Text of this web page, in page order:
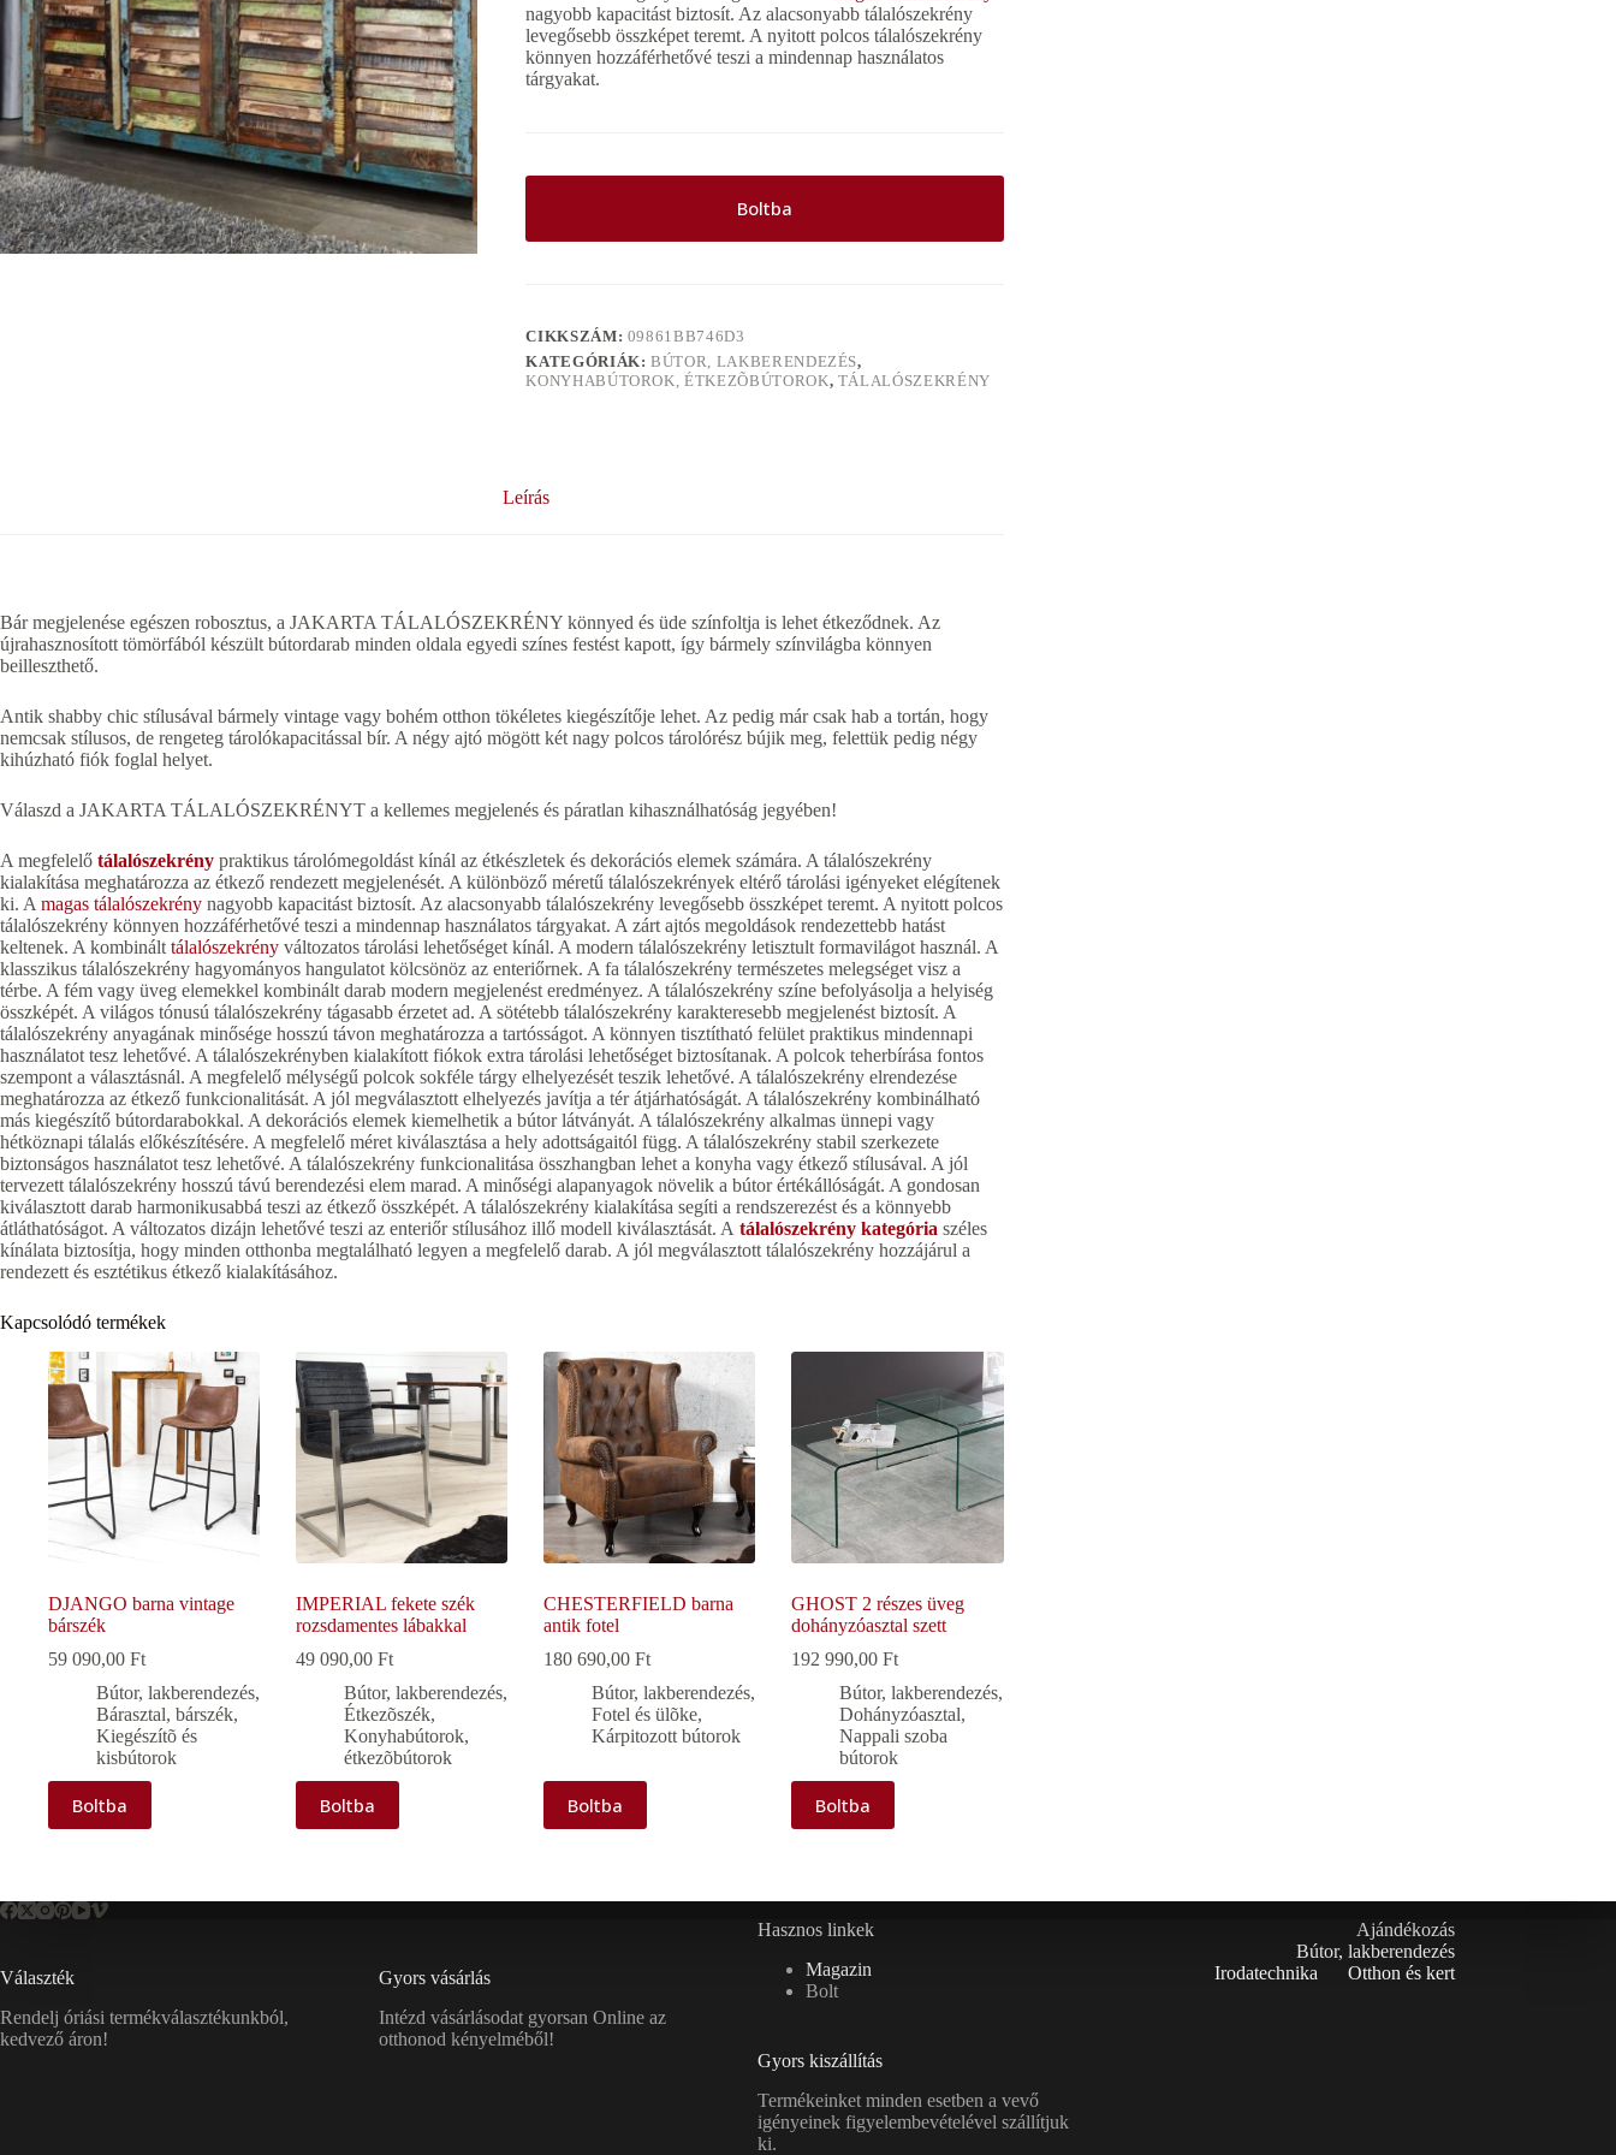
nagyobb kapacitást biztosít. Az alacsonyabb tálalószekrény
levegősebb összképet teremt. A nyitott polcos tálalószekrény
könnyen hozzáférhetővé teszi a mindennap használatos
tárgyakat.
Boltba
CIKKSZÁM: 09861BB746D3
KATEGÓRIÁK:BÚTOR, LAKBERENDEZÉS,
KONYHABÚTOROK, ÉTKEZÕBÚTOROK, TÁLALÓSZEKRÉNY
Leírás
Bár megjelenése egészen robosztus, a JAKARTA TÁLALÓSZEKRÉNY könnyed és üde színfoltja is lehet étkeződnek. Az
újrahasznosított tömörfából készült bútordarab minden oldala egyedi színes festést kapott, így bármely színvilágba könnyen
beilleszthető.
Antik shabby chic stílusával bármely vintage vagy bohém otthon tökéletes kiegészítője lehet. Az pedig már csak hab a tortán, hogy
nemcsak stílusos, de rengeteg tárolókapacitással bír. A négy ajtó mögött két nagy polcos tárolórész bújik meg, felettük pedig négy
kihúzható fiók foglal helyet.
Válaszd a JAKARTA TÁLALÓSZEKRÉNYT a kellemes megjelenés és páratlan kihasználhatóság jegyében!
A megfelelő tálalószekrény praktikus tárolómegoldást kínál az étkészletek és dekorációs elemek számára. A tálalószekrény
kialakítása meghatározza az étkező rendezett megjelenését. A különböző méretű tálalószekrények eltérő tárolási igényeket elégítenek
ki. A magas tálalószekrény nagyobb kapacitást biztosít. Az alacsonyabb tálalószekrény levegősebb összképet teremt. A nyitott polcos
tálalószekrény könnyen hozzáférhetővé teszi a mindennap használatos tárgyakat. A zárt ajtós megoldások rendezettebb hatást
keltenek. A kombinált tálalószekrény változatos tárolási lehetőséget kínál. A modern tálalószekrény letisztult formavilágot használ. A
klasszikus tálalószekrény hagyományos hangulatot kölcsönöz az enteriőrnek. A fa tálalószekrény természetes melegséget visz a
térbe. A fém vagy üveg elemekkel kombinált darab modern megjelenést eredményez. A tálalószekrény színe befolyásolja a helyiség
összképét. A világos tónusú tálalószekrény tágasabb érzetet ad. A sötétebb tálalószekrény karakteresebb megjelenést biztosít. A
tálalószekrény anyagának minősége hosszú távon meghatározza a tartósságot. A könnyen tisztítható felület praktikus mindennapi
használatot tesz lehetővé. A tálalószekrényben kialakított fiókok extra tárolási lehetőséget biztosítanak. A polcok teherbírása fontos
szempont a választásnál. A megfelelő mélységű polcok sokféle tárgy elhelyezését teszik lehetővé. A tálalószekrény elrendezése
meghatározza az étkező funkcionalitását. A jól megválasztott elhelyezés javítja a tér átjárhatóságát. A tálalószekrény kombinálható
más kiegészítő bútordarabokkal. A dekorációs elemek kiemelhetik a bútor látványát. A tálalószekrény alkalmas ünnepi vagy
hétköznapi tálalás előkészítésére. A megfelelő méret kiválasztása a hely adottságaitól függ. A tálalószekrény stabil szerkezete
biztonságos használatot tesz lehetővé. A tálalószekrény funkcionalitása összhangban lehet a konyha vagy étkező stílusával. A jól
tervezett tálalószekrény hosszú távú berendezési elem marad. A minőségi alapanyagok növelik a bútor értékállóságát. A gondosan
kiválasztott darab harmonikusabbá teszi az étkező összképét. A tálalószekrény kialakítása segíti a rendszerezést és a könnyebb
átláthatóságot. A változatos dizájn lehetővé teszi az enteriőr stílusához illő modell kiválasztását. A tálalószekrény kategória széles
kínálata biztosítja, hogy minden otthonba megtalálható legyen a megfelelő darab. A jól megválasztott tálalószekrény hozzájárul a
rendezett és esztétikus étkező kialakításához.
Kapcsolódó termékek
DJANGO barna vintage
bárszék
59 090,00 Ft
Bútor, lakberendezés,
Bárasztal, bárszék,
Kiegészítõ és
kisbútorok
Boltba
IMPERIAL fekete szék
rozsdamentes lábakkal
49 090,00Ft
Bútor, lakberendezés,
Étkezõszék,
Konyhabútorok,
étkezõbútorok
Boltba
CHESTERFIELD barna
antik fotel
180 690,00Ft
Bútor, lakberendezés,
Fotel és ülõke,
Kárpitozott bútorok
Boltba
GHOST 2 részes üveg
dohányzóasztal szett
192 990,00Ft
Bútor, lakberendezés,
Dohányzóasztal,
Nappali szoba
bútorok
Boltba
Választék
Rendelj óriási termékválasztékunkból,
kedvező áron!
Gyors vásárlás
Intézd vásárlásodat gyorsan Online az
otthonod kényelméből!
Hasznos linkek
Magazin
Bolt
Gyors kiszállítás
Termékeinket minden esetben a vevő
igényeinek figyelembevételével szállítjuk
ki.
Ajándékozás
Bútor, lakberendezés
Irodatechnika
Otthon és kert